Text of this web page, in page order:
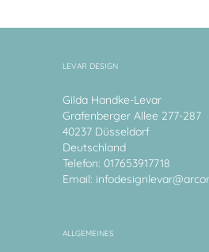
LEVAR DESIGN
Gilda Handke-Levar
Grafenberger Allee 277-287
40237 Düsseldorf
Deutschland
Telefon: 017653917718
Email:
ALLGEMEINES